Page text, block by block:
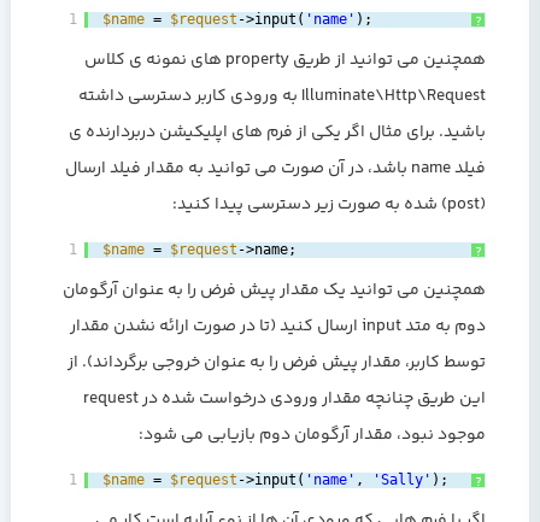
?
1 $name = $request ->input( 'name' );
همچنین می توانید از طریق property های نمونه ی کلاس
Illuminate\Http\Request به ورودی کاربر دسترسی داشته
باشید. برای مثال اگر یکی از فرم های اپلیکیشن دربردارنده ی
فیلد name باشد، در آن صورت می توانید به مقدار فیلد ارسال
(post) شده به صورت زیر دسترسی پیدا کنید:
?
1 $name = $request ->name;
همچنین می توانید یک مقدار پیش فرض را به عنوان آرگومان
دوم به متد input ارسال کنید (تا در صورت ارائه نشدن مقدار
توسط کاربر، مقدار پیش فرض را به عنوان خروجی برگرداند). از
این طریق چنانچه مقدار ورودی درخواست شده در request
موجود نبود، مقدار آرگومان دوم بازیابی می شود:
?
1 $name = $request ->input( 'name' , 'Sally' );